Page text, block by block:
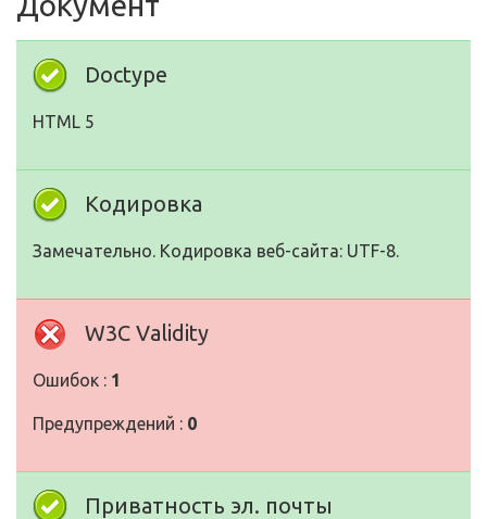
Doctype
HTML 5
Кодировка
Замечательно. Кодировка веб-сайта: UTF-8.
W3C Validity
Ошибок : 1
Предупреждений : 0
Приватность эл. почты